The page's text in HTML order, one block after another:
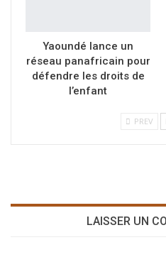
Yaoundé lance un
réseau panafricain pour
défendre les droits de
l’enfant
PREV
LAISSER UN